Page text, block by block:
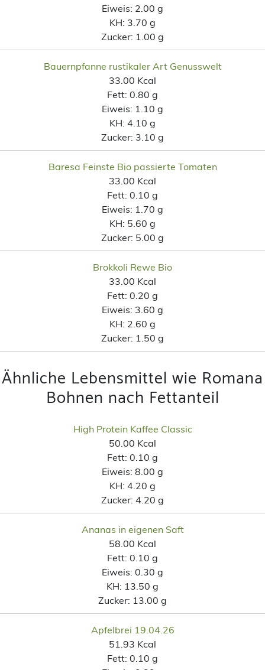
Eiweis: 2.00 g
KH: 3.70 g
Zucker: 1.00 g
Bauernpfanne rustikaler Art Genusswelt
33.00 Kcal
Fett: 0.80 g
Eiweis: 1.10 g
KH: 4.10 g
Zucker: 3.10 g
Baresa Feinste Bio passierte Tomaten
33.00 Kcal
Fett: 0.10 g
Eiweis: 1.70 g
KH: 5.60 g
Zucker: 5.00 g
Brokkoli Rewe Bio
33.00 Kcal
Fett: 0.20 g
Eiweis: 3.60 g
KH: 2.60 g
Zucker: 1.50 g
Ähnliche Lebensmittel wie Romana
Bohnen nach Fettanteil
High Protein Kaffee Classic
50.00 Kcal
Fett: 0.10 g
Eiweis: 8.00 g
KH: 4.20 g
Zucker: 4.20 g
Ananas in eigenen Saft
58.00 Kcal
Fett: 0.10 g
Eiweis: 0.30 g
KH: 13.50 g
Zucker: 13.00 g
Apfelbrei 19.04.26
51.93 Kcal
Fett: 0.10 g